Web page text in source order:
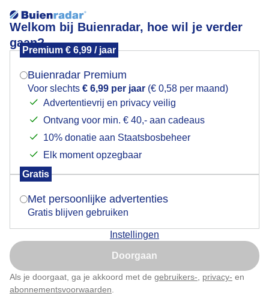
Welkom bij Buienradar, hoe wil je verder
gaan?
Premium € 6,99 / jaar
Buienradar Premium
Voor slechts € 6,99 per jaar (€ 0,58 per maand)
Advertentievrij en privacy veilig
Ontvang voor min. € 40,- aan cadeaus
10% donatie aan Staatsbosbeheer
Elk moment opzegbaar
Gratis
Met persoonlijke advertenties
Gratis blijven gebruiken
Instellingen
Doorgaan
Als je doorgaat, ga je akkoord met de gebruikers- privacy- en
abonnementsvoorwaarden
zonnig en droog
zonnig en zacht lenteweer vanochtend, de toplaag op
de akkers droogt weer snel uit
Door: ben Saanen Gemaakt: 28-04-2025, 42x bekeken
Mogen we je locatie gebruiken voor het
Indien je hier nog geen akkoord op hebt gegeven,
verschijnt er zo een pop-up uit je browser waarin
Is goed, toon de popup
Nu niet, misschien later
Klik hierom dit aan te passen